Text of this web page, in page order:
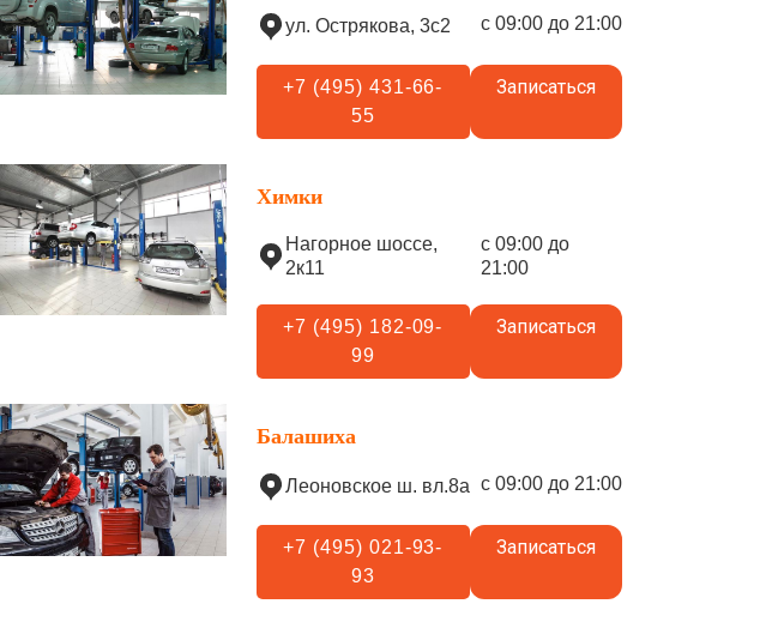
ул. Острякова, 3с2 с 09:00 до 21:00
+7 (495) 431-66-
55
Записаться
Химки
Нагорное шоссе,
2к11
с 09:00 до
21:00
+7 (495) 182-09-
99
Записаться
Балашиха
Леоновское ш. вл.8а с 09:00 до 21:00
+7 (495) 021-93-
93
Записаться